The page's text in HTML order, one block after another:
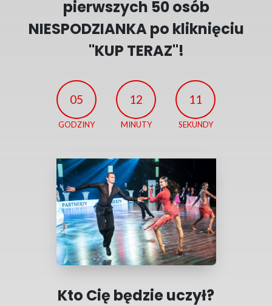
pierwszych 50 osób
NIESPODZIANKA po kliknięciu
"KUP TERAZ"!
05
GODZINY
12
MINUTY
10
SEKUNDY
Kto Cię będzie uczył?